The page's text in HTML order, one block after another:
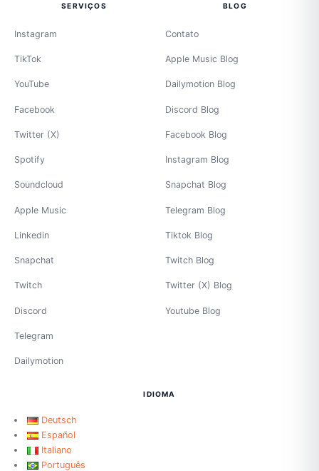
SERVIÇOS
Instagram
TikTok
YouTube
Facebook
Twitter (X)
Spotify
Soundcloud
Apple Music
Linkedin
Snapchat
Twitch
Discord
Telegram
Dailymotion
BLOG
Contato
Apple Music Blog
Dailymotion Blog
Discord Blog
Facebook Blog
Instagram Blog
Snapchat Blog
Telegram Blog
Tiktok Blog
Twitch Blog
Twitter (X) Blog
Youtube Blog
IDIOMA
Deutsch
Español
Italiano
Português